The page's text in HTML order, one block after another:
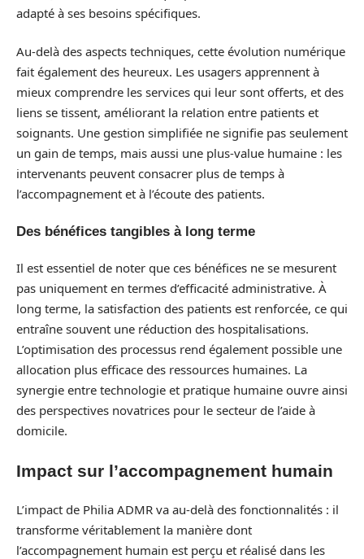
adapté à ses besoins spécifiques.
Au-delà des aspects techniques, cette évolution numérique
fait également des heureux. Les usagers apprennent à
mieux comprendre les services qui leur sont offerts, et des
liens se tissent, améliorant la relation entre patients et
soignants. Une gestion simplifiée ne signifie pas seulement
un gain de temps, mais aussi une plus-value humaine : les
intervenants peuvent consacrer plus de temps à
l’accompagnement et à l’écoute des patients.
Des bénéfices tangibles à long terme
Il est essentiel de noter que ces bénéfices ne se mesurent
pas uniquement en termes d’efficacité administrative. À
long terme, la satisfaction des patients est renforcée, ce qui
entraîne souvent une réduction des hospitalisations.
L’optimisation des processus rend également possible une
allocation plus efficace des ressources humaines. La
synergie entre technologie et pratique humaine ouvre ainsi
des perspectives novatrices pour le secteur de l’aide à
domicile.
Impact sur l’accompagnement humain
L’impact de Philia ADMR va au-delà des fonctionnalités : il
transforme véritablement la manière dont
l’accompagnement humain est perçu et réalisé dans les